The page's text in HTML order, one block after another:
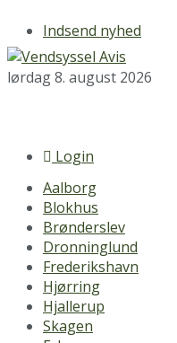
Indsend nyhed
lørdag 8. august 2026
Login
Aalborg
Blokhus
Brønderslev
Dronninglund
Frederikshavn
Hjørring
Hjallerup
Skagen